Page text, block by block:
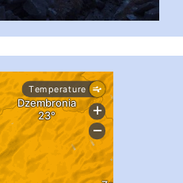
...